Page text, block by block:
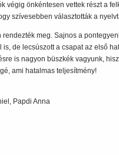
végig önkéntesen vettek részt a
szívesebben választották a
meg. Sajnos a
de lecsúszott a csapat az első
is nagyon büszkék vagyunk,
ami hatalmas teljesítmény!
Papdi Anna